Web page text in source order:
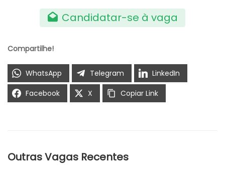
Candidatar-se à vaga
Compartilhe!
WhatsApp Telegram
LinkedIn
Facebook
X Copiar Link
Outras Vagas Recentes